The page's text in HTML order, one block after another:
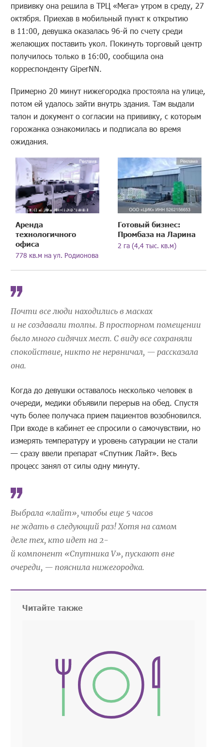
прививку она решила в ТРЦ «Мега» утром в среду, 27
октября. Приехав в мобильный пункт к открытию
в 11:00, девушка оказалась 96-й по счету среди
желающих поставить укол. Покинуть торговый центр
получилось только в 16:00, сообщила она
корреспонденту GiperNN.
Примерно 20 минут нижегородка простояла на улице,
потом ей удалось зайти внутрь здания. Там выдали
талон и документ о согласии на прививку, с которым
горожанка ознакомилась и подписала во время
ожидания.
Аренда
технологичного
офиса
778 кв.м на ул. Родионова
Готовый бизнес:
Промбаза на Ларина
2 га (4,4 тыс. кв.м)
Почти все люди находились в масках
и не создавали толпы. В просторном помещении
было много сидячих мест. С виду все сохраняли
спокойствие, никто не нервничал, — рассказала
она.
Когда до девушки оставалось несколько человек в
очереди, медики объявили перерыв на обед. Спустя
чуть более получаса прием пациентов возобновился.
При входе в кабинет ее спросили о самочувствии, но
измерять температуру и уровень сатурации не стали
— сразу ввели препарат «Спутник Лайт». Весь
процесс занял от силы одну минуту.
Выбрала «лайт», чтобы еще 5 часов
не ждать в следующий раз! Хотя на самом
деле тех, кто идет на 2-
й компонент «Спутника V», пускают вне
очереди, — пояснила нижегородка.
Читайте также